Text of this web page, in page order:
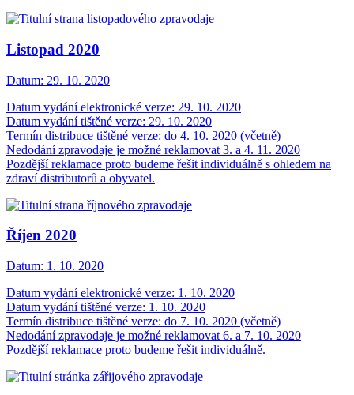
Listopad 2020
Datum: 29. 10. 2020
Datum vydání elektronické verze: 29. 10. 2020
Datum vydání tištěné verze: 29. 10. 2020
Termín distribuce tištěné verze: do 4. 10. 2020 (včetně)
Nedodání zpravodaje je možné reklamovat 3. a 4. 11. 2020
Pozdější reklamace proto budeme řešit individuálně s ohledem na
zdraví distributorů a obyvatel.
Říjen 2020
Datum: 1. 10. 2020
Datum vydání elektronické verze: 1. 10. 2020
Datum vydání tištěné verze: 1. 10. 2020
Termín distribuce tištěné verze: do 7. 10. 2020 (včetně)
Nedodání zpravodaje je možné reklamovat 6. a 7. 10. 2020
Pozdější reklamace proto budeme řešit individuálně.